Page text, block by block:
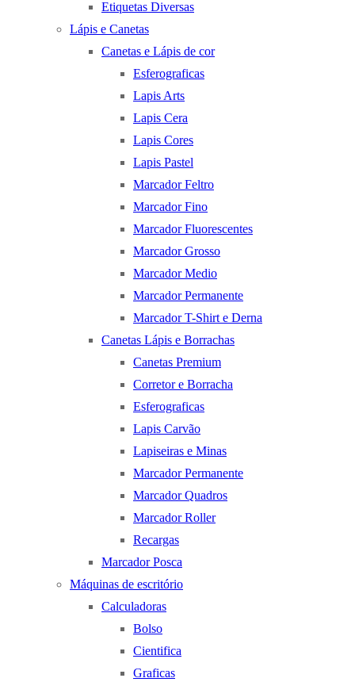
Etiquetas Diversas
Lápis e Canetas
Canetas e Lápis de cor
Esferograficas
Lapis Arts
Lapis Cera
Lapis Cores
Lapis Pastel
Marcador Feltro
Marcador Fino
Marcador Fluorescentes
Marcador Grosso
Marcador Medio
Marcador Permanente
Marcador T-Shirt e Derna
Canetas Lápis e Borrachas
Canetas Premium
Corretor e Borracha
Esferograficas
Lapis Carvão
Lapiseiras e Minas
Marcador Permanente
Marcador Quadros
Marcador Roller
Recargas
Marcador Posca
Máquinas de escritório
Calculadoras
Bolso
Cientifica
Graficas